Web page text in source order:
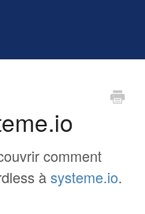
comment
àsysteme.io.